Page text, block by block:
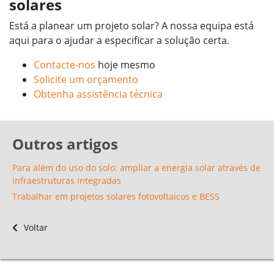
solares
Está a planear um projeto solar? A nossa equipa está
aqui para o ajudar a especificar a solução certa.
Contacte-nos hoje mesmo
Solicite um orçamento
Obtenha assistência técnica
Outros artigos
Para além do uso do solo: ampliar a energia solar através de
infraestruturas integradas
Trabalhar em projetos solares fotovoltaicos e BESS
Voltar